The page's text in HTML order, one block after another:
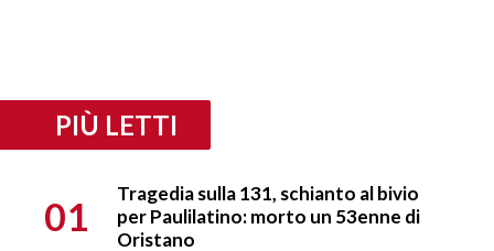
PIÙ LETTI
01
Tragedia sulla 131, schianto al bivio
per Paulilatino: morto un 53enne di
Oristano